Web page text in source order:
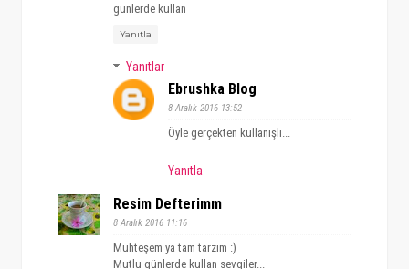
günlerde kullan
Yanıtla
Yanıtlar
Ebrushka Blog
8 Aralık 2016 13:52
Öyle gerçekten kullanışlı...
Yanıtla
Resim Defterimm
8 Aralık 2016 11:16
Muhteşem ya tam tarzım :)
Mutlu günlerde kullan sevgiler...